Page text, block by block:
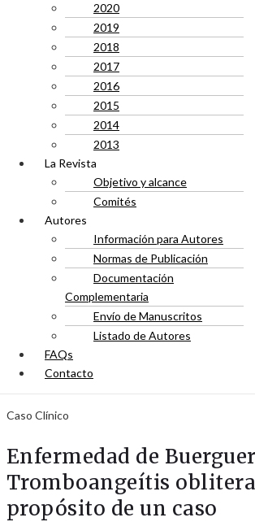
2020
2019
2018
2017
2016
2015
2014
2013
La Revista
Objetivo y alcance
Comités
Autores
Información para Autores
Normas de Publicación
Documentación
Complementaria
Envío de Manuscritos
Listado de Autores
FAQs
Contacto
Caso Clínico
Enfermedad de
Tromboangeítis
propósito de un caso